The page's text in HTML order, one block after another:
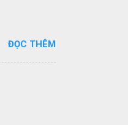
ĐỌC THÊM